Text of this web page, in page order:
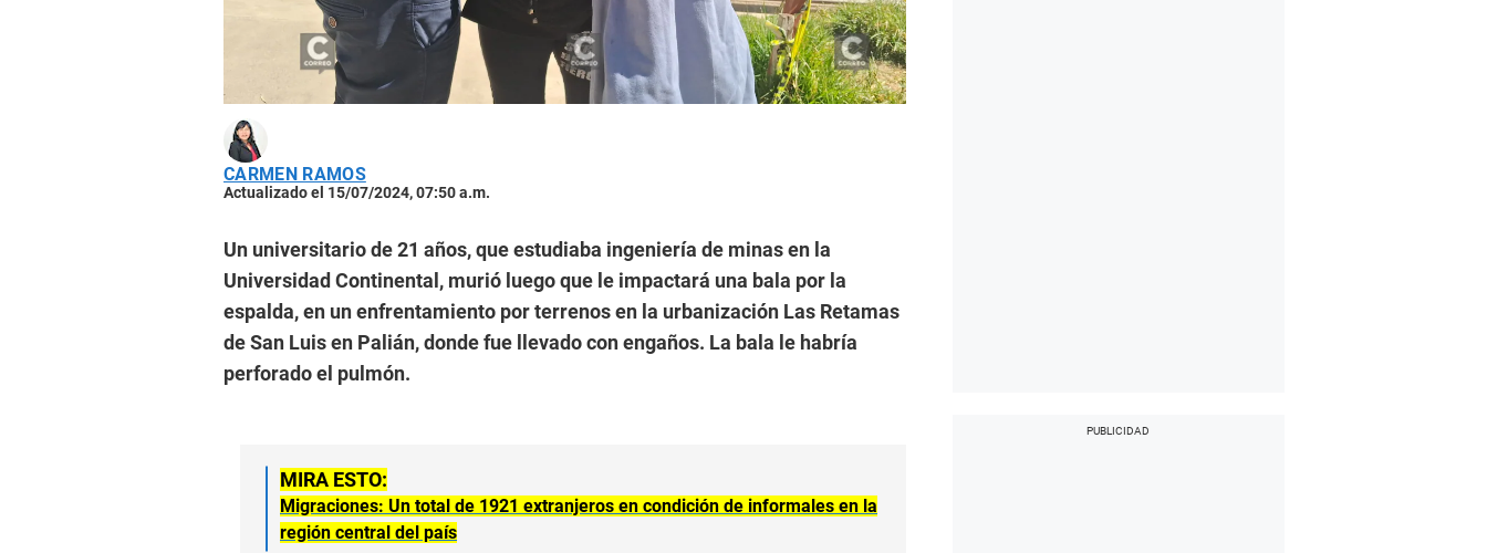
CARMEN RAMOS
Actualizado el 15/07/2024, 07:50 a.m.
Un universitario de 21 años, que estudiaba ingeniería de minas en la
Universidad Continental, murió luego que le impactará una bala por la
espalda, en un enfrentamiento por terrenos en la urbanización Las Retamas
de San Luis en Palián, donde fue llevado con engaños. La bala le habría
perforado el pulmón.
MIRA ESTO:
Migraciones: Un total de 1921 extranjeros en condición de informales en la
región central del país